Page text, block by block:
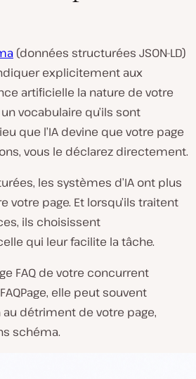
(données structurées JSON-LD)
explicitement aux
artificielle la nature de votre
vocabulaire qu’ils sont
que l’IA devine que votre page
vous le déclarez directement.
les systèmes d’IA ont plus
votre page. Et lorsqu’ils traitent
ils choisissent
qui leur facilite la tâche.
FAQ de votre concurrent
elle peut souvent
détriment de votre page,
schéma.